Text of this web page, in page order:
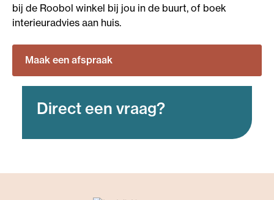
bij de Roobol winkel bij jou in de buurt, of boek
interieuradvies aan huis.
Maak een afspraak
Direct een vraag?